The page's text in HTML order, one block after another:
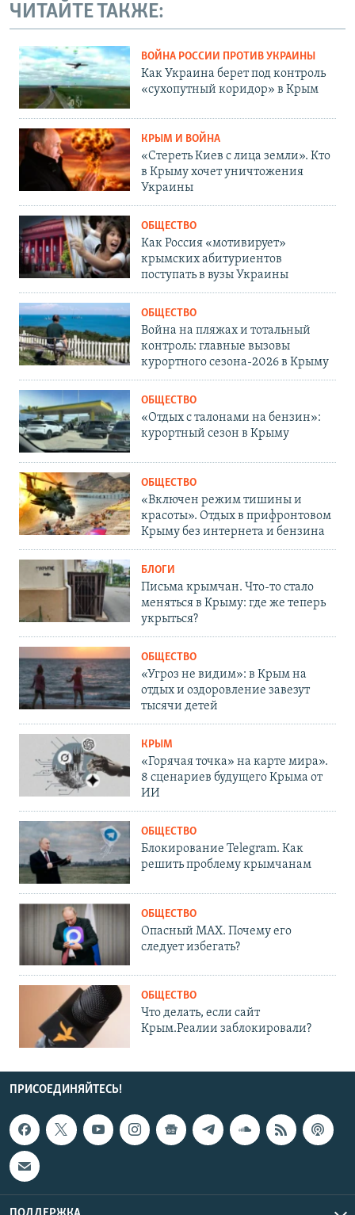
ЧИТАЙТЕ ТАКЖЕ:
ВОЙНА РОССИИ ПРОТИВ УКРАИНЫ
Как Украина берет под контроль
«сухопутный коридор» в Крым
КРЫМ И ВОЙНА
«Стереть Киев с лица земли». Кто
в Крыму хочет уничтожения
Украины
ОБЩЕСТВО
Как Россия «мотивирует»
крымских абитуриентов
поступать в вузы Украины
ОБЩЕСТВО
Война на пляжах и тотальный
контроль: главные вызовы
курортного сезона-2026 в Крыму
ОБЩЕСТВО
«Отдых с талонами на бензин»:
курортный сезон в Крыму
ОБЩЕСТВО
«Включен режим тишины и
красоты». Отдых в прифронтовом
Крыму без интернета и бензина
БЛОГИ
Письма крымчан. Что-то стало
меняться в Крыму: где же теперь
укрыться?
ОБЩЕСТВО
«Угроз не видим»: в Крым на
отдых и оздоровление завезут
тысячи детей
КРЫМ
«Горячая точка» на карте мира».
8 сценариев будущего Крыма от
ИИ
ОБЩЕСТВО
Блокирование Telegram. Как
решить проблему крымчанам
ОБЩЕСТВО
Опасный MAX. Почему его
следует избегать?
ОБЩЕСТВО
Что делать, если сайт
Крым.Реалии заблокировали?
ПРИСОЕДИНЯЙТЕСЬ!